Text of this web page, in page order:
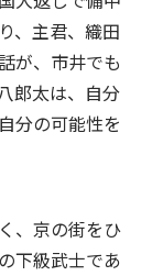
、主君、織田
が、市井でも
郎太は、自分
分の可能性を
、京の街をひ
下級武士であ